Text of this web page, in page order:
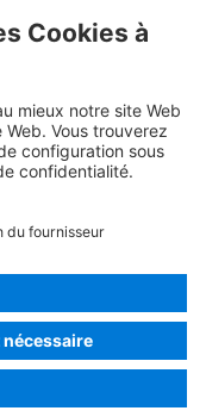
les
à :
AG
des cookies